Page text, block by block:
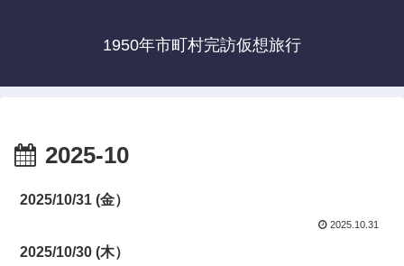
1950年市町村完訪仮想旅行
2025-10
2025/10/31 (金）
2025.10.31
2025/10/30 (木）